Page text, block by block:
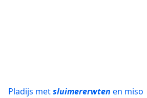
Pladijs metsluimererwten en miso